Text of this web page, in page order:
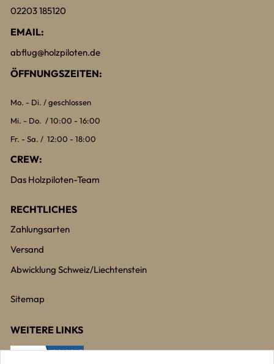
02203 185120
EMAIL:
abflug@holzpiloten.de
ÖFFNUNGSZEITEN:
Mo. - Di. / geschlossen
Mi. - Do. / 10:00 - 16:00
Fr. - Sa. / 12:00 - 18:00
CREW:
Das Holzpiloten-Team
RECHTLICHES
Zahlungsarten
Versand
Abwicklung Schweiz/Liechtenstein
Sitemap
WEITERE LINKS